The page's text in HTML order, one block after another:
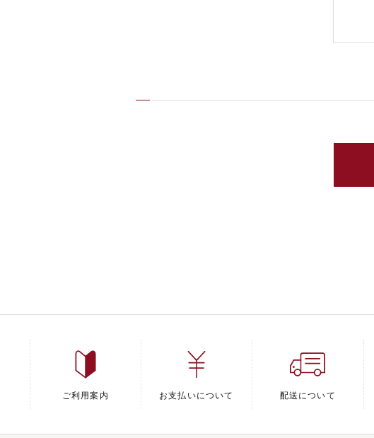
ご利用案内 お支払いについて 配送について